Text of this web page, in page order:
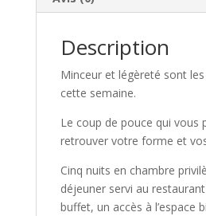
Description
Minceur et légèreté sont
cette semaine.
Le coup de pouce qui vous
retrouver votre forme et
Cinq nuits en chambre
déjeuner servi au
buffet, un accès à l’espace